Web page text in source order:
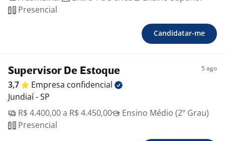
Presencial
Candidatar-me
Supervisor De Estoque 5 ago
3,7 Empresa confidencial
Jundiaí - SP
R$ 4.400,00 a R$ 4.450,00
Ensino Médio (2º Grau)
Presencial